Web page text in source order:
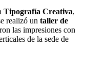
Tipografía Creativa,
realizó un taller de
las impresiones con
de la sede de